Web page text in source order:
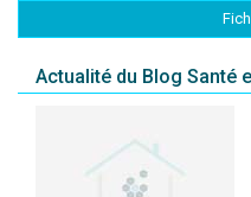
Actualité du Blog Santé